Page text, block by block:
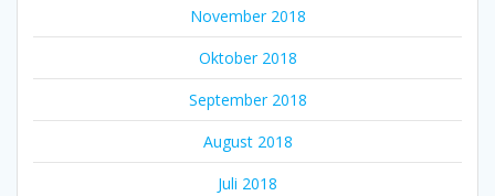
November 2018
Oktober 2018
September 2018
August 2018
Juli 2018